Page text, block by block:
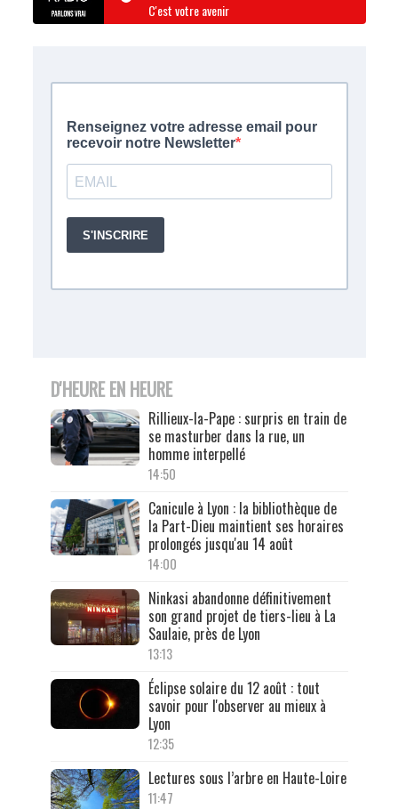
C'est votre avenir
D'HEURE EN HEURE
Rillieux-la-Pape : surpris en train de
se masturber dans la rue, un
homme interpellé
14:50
Canicule à Lyon : la bibliothèque de
la Part-Dieu maintient ses horaires
prolongés jusqu'au 14 août
14:00
Ninkasi abandonne définitivement
son grand projet de tiers-lieu à La
Saulaie, près de Lyon
13:13
Éclipse solaire du 12 août : tout
savoir pour l'observer au mieux à
Lyon
12:35
Lectures sous l’arbre en Haute-Loire
11:47